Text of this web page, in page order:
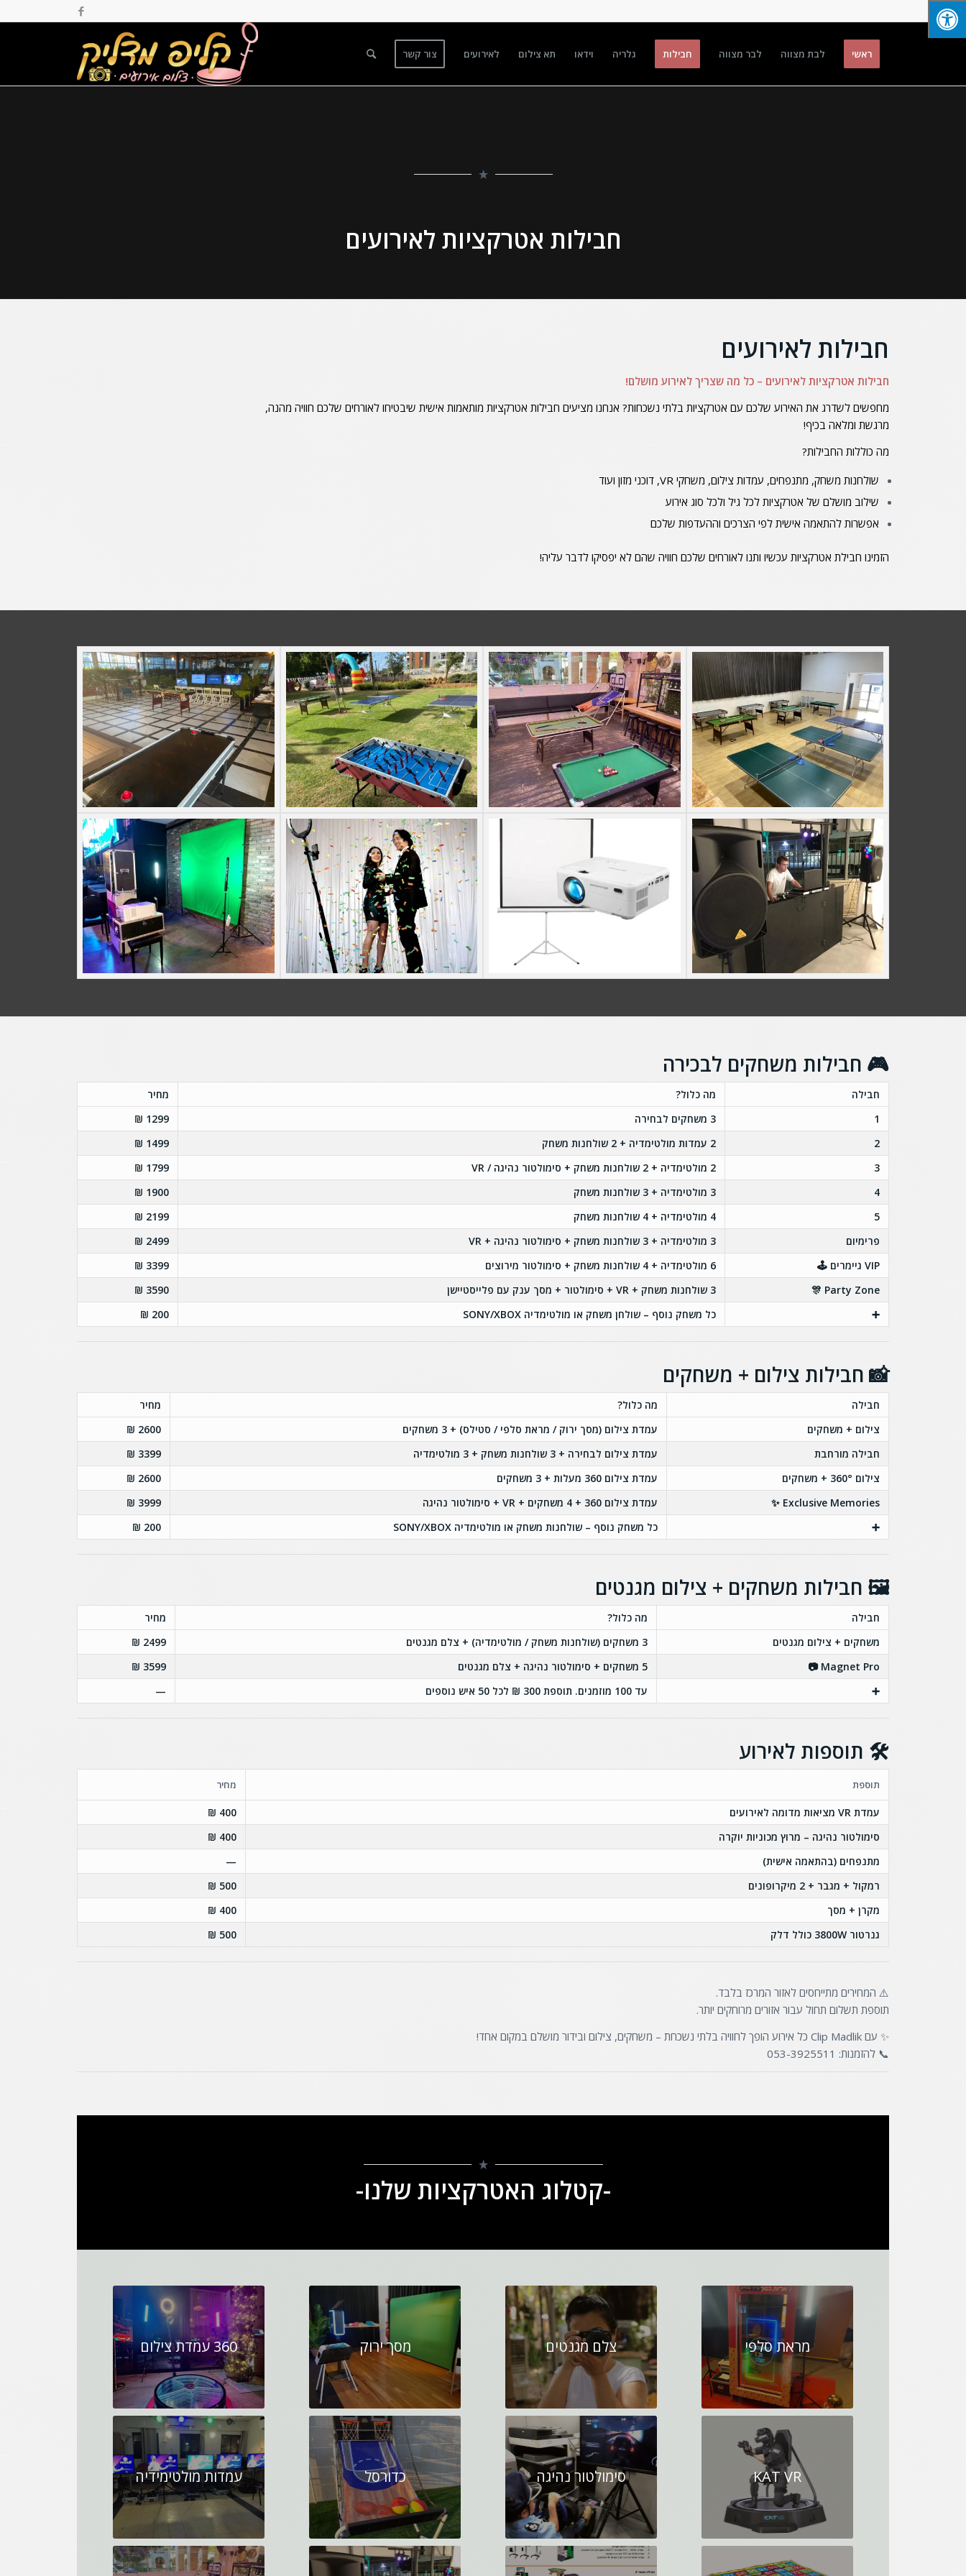
ראשי לבת מצווה לבר מצווה חבילות גלריה וידאו תא צילום לאירועים צור קשר
חבילות אטרקציות לאירועים
חבילות לאירועים
חבילות אטרקציות לאירועים – כל מה שצריך לאירוע מושלם!
מחפשים לשדרג את האירוע שלכם עם אטרקציות בלתי נשכחות? אנחנו מציעים חבילות אטרקציות מותאמות אישית שיבטיחו לאורחים שלכם חוויה מהנה,
מרגשת ומלאה בכיף!
מה כוללות החבילות?
שולחנות משחק, מתנפחים, עמדות צילום, משחקי VR, דוכני מזון ועוד
שילוב מושלם של אטרקציות לכל גיל ולכל סוג אירוע
אפשרות להתאמה אישית לפי הצרכים וההעדפות שלכם
הזמינו חבילת אטרקציות עכשיו ותנו לאורחים שלכם חוויה שהם לא יפסיקו לדבר עליה!
🎮 חבילות משחקים לבכירה
חבילה מה כלול?
מחיר
1
3 משחקים לבחירה
1299 ₪
2
2 עמדות מולטימדיה + 2 שולחנות משחק
1499 ₪
3
2 מולטימדיה + 2 שולחנות משחק + סימולטור נהיגה / VR
1799 ₪
4
3 מולטימדיה + 3 שולחנות משחק
1900 ₪
5
4 מולטימדיה + 4 שולחנות משחק
2199 ₪
פרימיום
3 מולטימדיה + 3 שולחנות משחק + סימולטור נהיגה + VR
2499 ₪
VIP גיימרים 🕹️
6 מולטימדיה + 4 שולחנות משחק + סימולטור מירוצים
3399 ₪
Party Zone 🎊
3 שולחנות משחק + VR + סימולטור + מסך ענק עם פלייסטיישן
3590 ₪
➕
כל משחק נוסף – שולחן משחק או מולטימדיה SONY/XBOX 200 ₪
📸 חבילות צילום + משחקים
חבילה מה כלול?
מחיר
צילום + משחקים
עמדת צילום (מסך ירוק / מראת סלפי / סטילס) + 3 משחקים
2600 ₪
חבילה מורחבת
עמדת צילום לבחירה + 3 שולחנות משחק + 3 מולטימדיה
3399 ₪
צילום 360° + משחקים
עמדת צילום 360 מעלות + 3 משחקים
2600 ₪
Exclusive Memories ✨
עמדת צילום 360 + 4 משחקים + VR + סימולטור נהיגה
3999 ₪
➕
כל משחק נוסף – שולחנות משחק או מולטימדיה SONY/XBOX 200 ₪
🖼️ חבילות משחקים + צילום מגנטים
חבילה מה כלול?
מחיר
משחקים + צילום מגנטים
3 משחקים (שולחנות משחק / מולטימדיה) + צלם מגנטים
2499 ₪
Magnet Pro 📷
5 משחקים + סימולטור נהיגה + צלם מגנטים
3599 ₪
➕
עד 100 מוזמנים. תוספת 300 ₪ לכל 50 איש נוספים —
🛠️ תוספות לאירוע
תוספת מחיר
עמדת VR מציאות מדומה לאירועים
400 ₪
סימולטור נהיגה – מרוץ מכוניות יוקרה
400 ₪
מתנפחים (בהתאמה אישית)
—
רמקול + מגבר + 2 מיקרופונים
500 ₪
מקרן + מסך
400 ₪
גנרטור 3800W כולל דלק
500 ₪
⚠️ המחירים מתייחסים לאזור המרכז בלבד.
תוספת תשלום תחול עבור אזורים מרוחקים יותר.
✨ עם Clip Madlik כל אירוע הופך לחוויה בלתי נשכחת – משחקים, צילום ובידור מושלם במקום אחד!
📞 להזמנות: 053-3925511
-קטלוג האטרקציות שלנו-
מראת סלפי
KAT VR
צלם מגנטים
סימולטור נהיגה
מסך ירוק
כדורסל
360 עמדת צילום
עמדות מולטימידיה